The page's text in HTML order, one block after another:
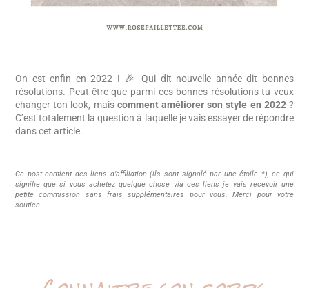
On est enfin en 2022 ! 🎉 Qui dit nouvelle année dit bonnes
résolutions. Peut-être que parmi ces bonnes résolutions tu veux
changer ton look, mais comment améliorer son style en 2022?
C’est totalement la question à laquelle je vais essayer de répondre
dans cet article.
Ce post contient des liens d’affiliation (ils sont signalé par une étoile *), ce qui
signifie que si vous achetez quelque chose via ces liens je vais recevoir une
petite commission sans frais supplémentaires pour vous. Merci pour votre
soutien.